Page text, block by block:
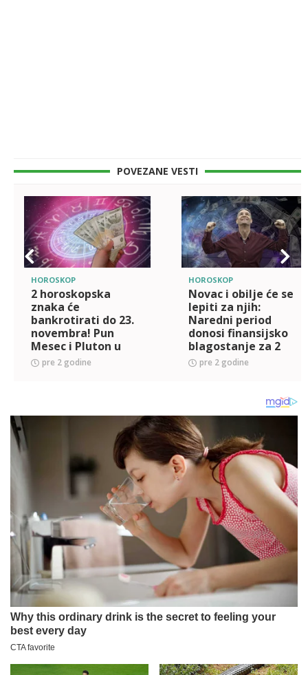
POVEZANE VESTI
HOROSKOP
2 horoskopska
znaka će
bankrotirati do 23.
novembra! Pun
Mesec i Pluton u
Vodoliji će ih
urnisati
pre 2 godine
HOROSKOP
Novac i obilje će se
lepiti za njih:
Naredni period
donosi finansijsko
blagostanje za 2
znaka, jeste li jedan
od njih?
pre 2 godine